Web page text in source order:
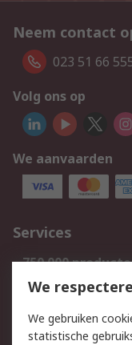
Neem contact
023 51 66
Volg ons op
We aanvaarden
Services
750.000
Bestellen
Track & Trace
We
We gebruiken
statistische